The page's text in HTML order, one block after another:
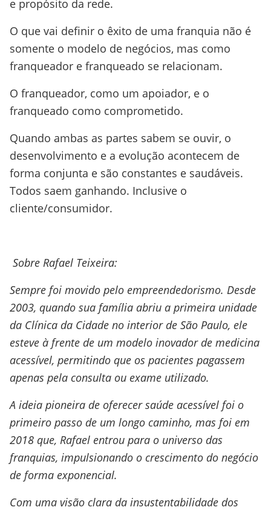
e propósito da rede.
O que vai definir o êxito de uma franquia não é
somente o modelo de negócios, mas como
franqueador e franqueado se relacionam.
O franqueador, como um apoiador, e o
franqueado como comprometido.
Quando ambas as partes sabem se ouvir, o
desenvolvimento e a evolução acontecem de
forma conjunta e são constantes e saudáveis.
Todos saem ganhando. Inclusive o
cliente/consumidor.
Sobre Rafael Teixeira:
Sempre foi movido pelo empreendedorismo. Desde
2003, quando sua família abriu a primeira unidade
da Clínica da Cidade no interior de São Paulo, ele
esteve à frente de um modelo inovador de medicina
acessível, permitindo que os pacientes pagassem
apenas pela consulta ou exame utilizado.
A ideia pioneira de oferecer saúde acessível foi o
primeiro passo de um longo caminho, mas foi em
2018 que, Rafael entrou para o universo das
franquias, impulsionando o crescimento do negócio
de forma exponencial.
Com uma visão clara da insustentabilidade dos